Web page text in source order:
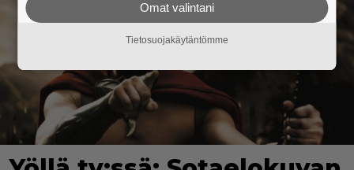
Omat valintani
Tietosuojakäytäntömme